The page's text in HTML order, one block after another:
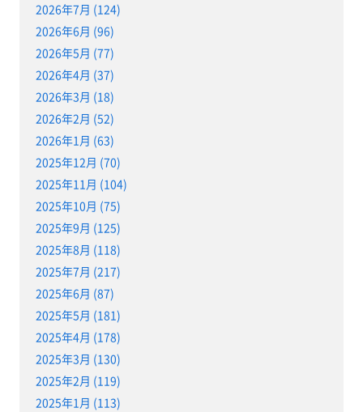
2026年7月 (124)
2026年6月 (96)
2026年5月 (77)
2026年4月 (37)
2026年3月 (18)
2026年2月 (52)
2026年1月 (63)
2025年12月 (70)
2025年11月 (104)
2025年10月 (75)
2025年9月 (125)
2025年8月 (118)
2025年7月 (217)
2025年6月 (87)
2025年5月 (181)
2025年4月 (178)
2025年3月 (130)
2025年2月 (119)
2025年1月 (113)